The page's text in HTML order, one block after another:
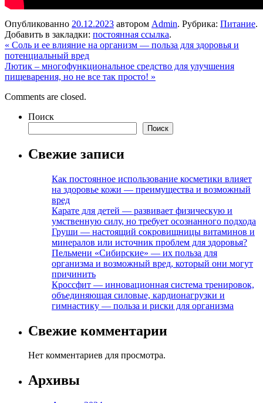
Опубликованно 20.12.2023 автором Admin. Рубрика: Питание.
Добавить в закладки: постоянная ссылка.
« Соль и ее влияние на организм — польза для здоровья и
потенциальный вред
Лютик – многофункциональное средство для улучшения
пищеварения, но не все так просто! »
Comments are closed.
Поиск
Поиск
Свежие записи
Как постоянное использование косметики влияет
на здоровье кожи — преимущества и возможный
вред
Карате для детей — развивает физическую и
умственную силу, но требует осознанного подхода
Груши — настоящий сокровищницы витаминов и
минералов или источник проблем для здоровья?
Пельмени «Сибирские» — их польза для
организма и возможный вред, который они могут
причинить
Кроссфит — инновационная система тренировок,
объединяющая силовые, кардионагрузки и
гимнастику — польза и риски для организма
Свежие комментарии
Нет комментариев для просмотра.
Архивы